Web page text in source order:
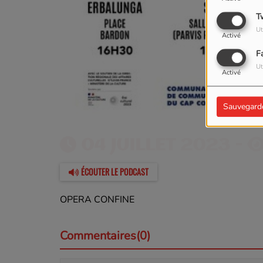
Activé
Activé
ÉCOUTER LE PODCAST
OPERA CONFINE
Commentaires(0)